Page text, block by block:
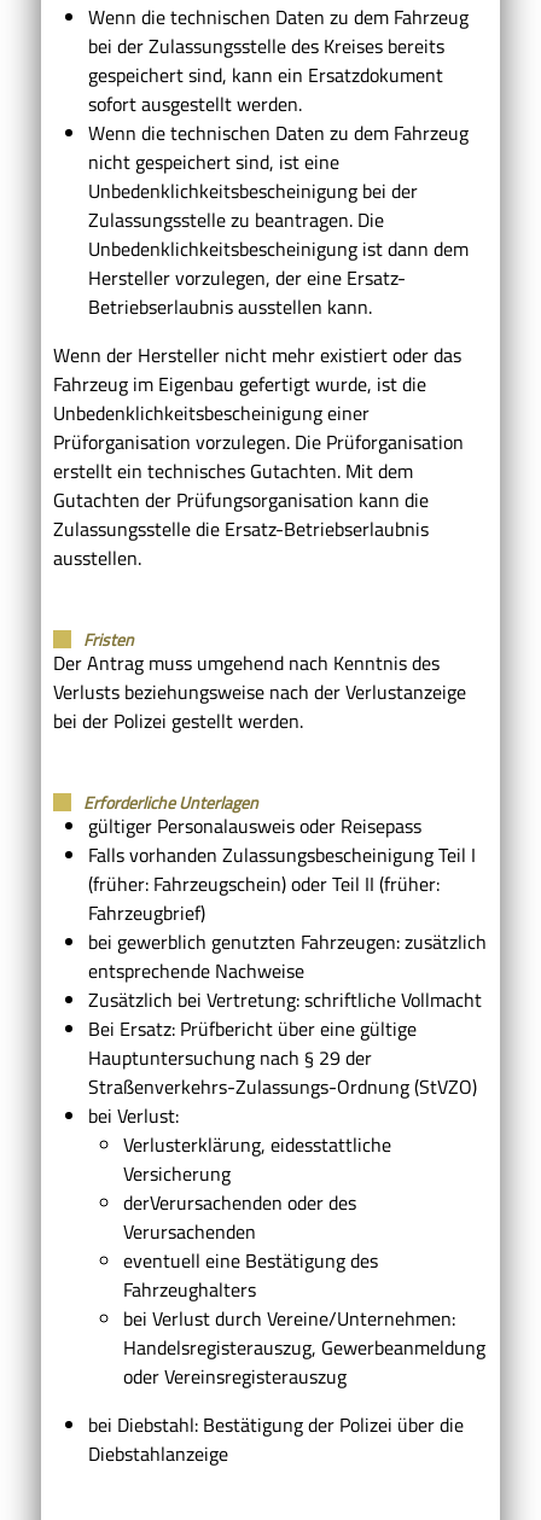
Wenn die technischen Daten zu dem Fahrzeug
bei der Zulassungsstelle des Kreises bereits
gespeichert sind, kann ein Ersatzdokument
sofort ausgestellt werden.
Wenn die technischen Daten zu dem Fahrzeug
nicht gespeichert sind, ist eine
Unbedenklichkeitsbescheinigung bei der
Zulassungsstelle zu beantragen. Die
Unbedenklichkeitsbescheinigung ist dann dem
Hersteller vorzulegen, der eine Ersatz-
Betriebserlaubnis ausstellen kann.
Wenn der Hersteller nicht mehr existiert oder das
Fahrzeug im Eigenbau gefertigt wurde, ist die
Unbedenklichkeitsbescheinigung einer
Prüforganisation vorzulegen. Die Prüforganisation
erstellt ein technisches Gutachten. Mit dem
Gutachten der Prüfungsorganisation kann die
Zulassungsstelle die Ersatz-Betriebserlaubnis
ausstellen.
Fristen
Der Antrag muss umgehend nach Kenntnis des
Verlusts beziehungsweise nach der Verlustanzeige
bei der Polizei gestellt werden.
Erforderliche Unterlagen
gültiger Personalausweis oder Reisepass
Falls vorhanden Zulassungsbescheinigung Teil I
(früher: Fahrzeugschein) oder Teil II (früher:
Fahrzeugbrief)
bei gewerblich genutzten Fahrzeugen: zusätzlich
entsprechende Nachweise
Zusätzlich bei Vertretung: schriftliche Vollmacht
Bei Ersatz: Prüfbericht über eine gültige
Hauptuntersuchung nach § 29 der
Straßenverkehrs-Zulassungs-Ordnung (StVZO)
bei Verlust:
Verlusterklärung, eidesstattliche
Versicherung
derVerursachenden oder des
Verursachenden
eventuell eine Bestätigung des
Fahrzeughalters
bei Verlust durch Vereine/Unternehmen:
Handelsregisterauszug, Gewerbeanmeldung
oder Vereinsregisterauszug
bei Diebstahl: Bestätigung der Polizei über die
Diebstahlanzeige